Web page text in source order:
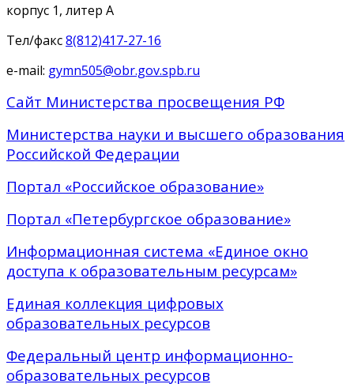
корпус 1, литер А
Тел/факс8(812)417-27-16
e-mail: gymn505@obr.gov.spb.ru
Сайт Министерства просвещения РФ
Министерства науки и высшего образования
Российской Федерации
Портал «Российское образование»
Портал «Петербургское образование»
Информационная система «Единое окно
доступа к образовательным ресурсам»
Единая коллекция цифровых
образовательных ресурсов
Федеральный центр информационно-
образовательных ресурсов